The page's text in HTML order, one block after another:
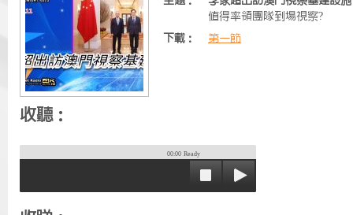
值得率領團隊到場視察?
下載：
第一節
收聽：
00:00 Ready